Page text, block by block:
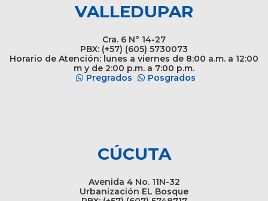
VALLEDUPAR
Cra. 6 N° 14-27
PBX: (+57) (605) 5730073
Horario de Atención: lunes a viernes de 8:00 a.m. a 12:00
m y de 2:00 p.m. a 7:00 p.m.
Pregrados
Posgrados
CÚCUTA
Avenida 4 No. 11N-32
Urbanización EL Bosque